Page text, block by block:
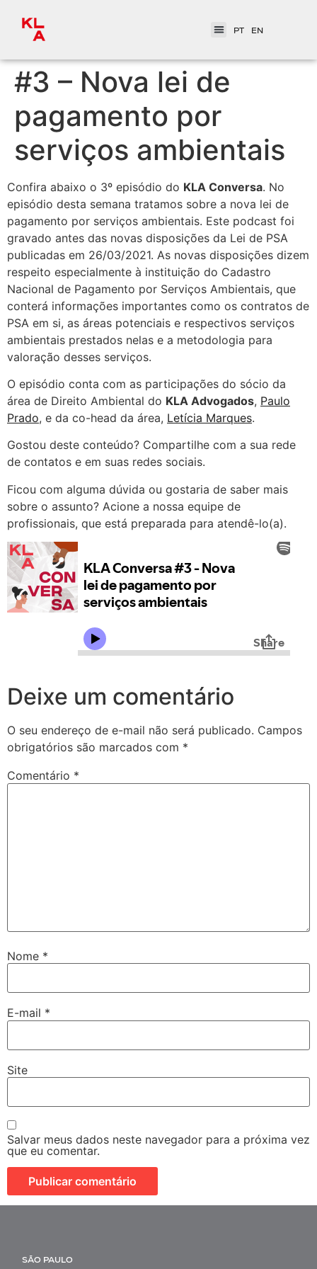
PT EN
#3 – Nova lei de
pagamento por
serviços ambientais
Confira abaixo o 3º episódio do KLA Conversa. No
episódio desta semana tratamos sobre a nova lei de
pagamento por serviços ambientais. Este podcast foi
gravado antes das novas disposições da Lei de PSA
publicadas em 26/03/2021. As novas disposições dizem
respeito especialmente à instituição do Cadastro
Nacional de Pagamento por Serviços Ambientais, que
conterá informações importantes como os contratos de
PSA em si, as áreas potenciais e respectivos serviços
ambientais prestados nelas e a metodologia para
valoração desses serviços.
O episódio conta com as participações do sócio da
área de Direito Ambiental do KLA Advogados, Paulo
Prado, e da co-head da área, Letícia Marques.
Gostou deste conteúdo? Compartilhe com a sua rede
de contatos e em suas redes sociais.
Ficou com alguma dúvida ou gostaria de saber mais
sobre o assunto? Acione a nossa equipe de
profissionais, que está preparada para atendê-lo(a).
Deixe um comentário
O seu endereço de e-mail não será publicado. Campos
obrigatórios são marcados com *
Comentário *
Nome *
E-mail *
Site
Salvar meus dados neste navegador para a próxima vez
que eu comentar.
SÃO PAULO